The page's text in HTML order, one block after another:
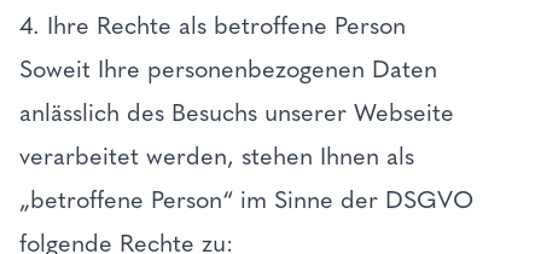
4. Ihre Rechte als betroffene Person
Soweit Ihre personenbezogenen Daten
anlässlich des Besuchs unserer Webseite
verarbeitet werden, stehen Ihnen als
„betroffene Person“ im Sinne der DSGVO
folgende Rechte zu: